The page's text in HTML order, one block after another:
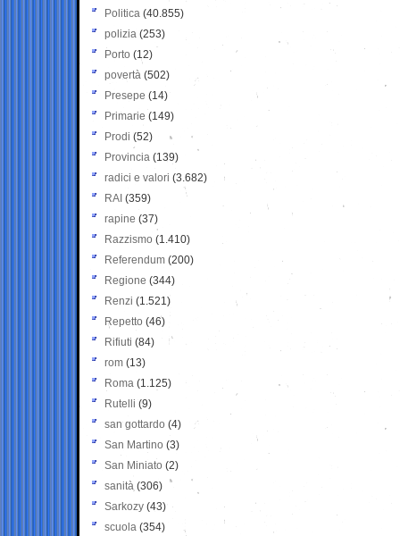
Politica (40.855)
polizia (253)
Porto (12)
povertà (502)
Presepe (14)
Primarie (149)
Prodi (52)
Provincia (139)
radici e valori (3.682)
RAI (359)
rapine (37)
Razzismo (1.410)
Referendum (200)
Regione (344)
Renzi (1.521)
Repetto (46)
Rifiuti (84)
rom (13)
Roma (1.125)
Rutelli (9)
san gottardo (4)
San Martino (3)
San Miniato (2)
sanità (306)
Sarkozy (43)
scuola (354)